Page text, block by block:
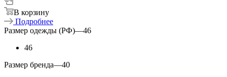
В корзину
Подробнее
Размер одежды (РФ)—46
46
Размер бренда—40